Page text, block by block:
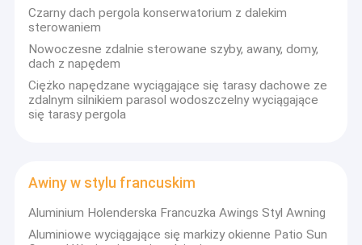
Czarny dach pergola konserwatorium z dalekim
sterowaniem
Nowoczesne zdalnie sterowane szyby, awany, domy,
dach z napędem
Ciężko napędzane wyciągające się tarasy dachowe ze
zdalnym silnikiem parasol wodoszczelny wyciągające
się tarasy pergola
Awiny w stylu francuskim
Aluminium Holenderska Francuzka Awings Styl Awning
Aluminiowe wyciągające się markizy okienne Patio Sun